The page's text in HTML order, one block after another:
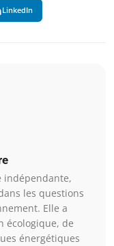
LinkedIn
indépendante,
les questions
Elle a
écologique, de
énergétiques